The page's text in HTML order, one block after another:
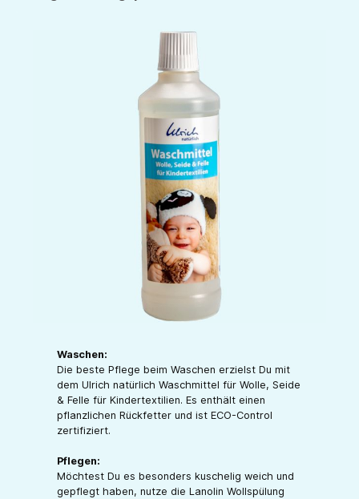
Waschen:
Die beste Pflege beim Waschen erzielst Du mit
dem Ulrich natürlich Waschmittel für Wolle, Seide
& Felle für Kindertextilien. Es enthält einen
pflanzlichen Rückfetter und ist ECO-Control
zertifiziert.
Pflegen:
Möchtest Du es besonders kuschelig weich und
gepflegt haben, nutze die Lanolin Wollspülung